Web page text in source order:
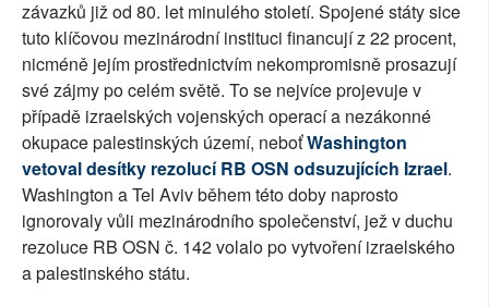
závazků již od 80. let minulého století. Spojené státy sice
tuto klíčovou mezinárodní instituci financují z 22 procent,
nicméně jejím prostřednictvím nekompromisně prosazují
své zájmy po celém světě. To se nejvíce projevuje v
případě izraelských vojenských operací a nezákonné
okupace palestinských území, neboťWashington
vetoval desítky rezolucí RB OSN odsuzujících Izrael.
Washington a Tel Aviv během této doby naprosto
ignorovaly vůli mezinárodního společenství, jež v duchu
rezoluce RB OSN č. 142 volalo po vytvoření izraelského
a palestinského státu.